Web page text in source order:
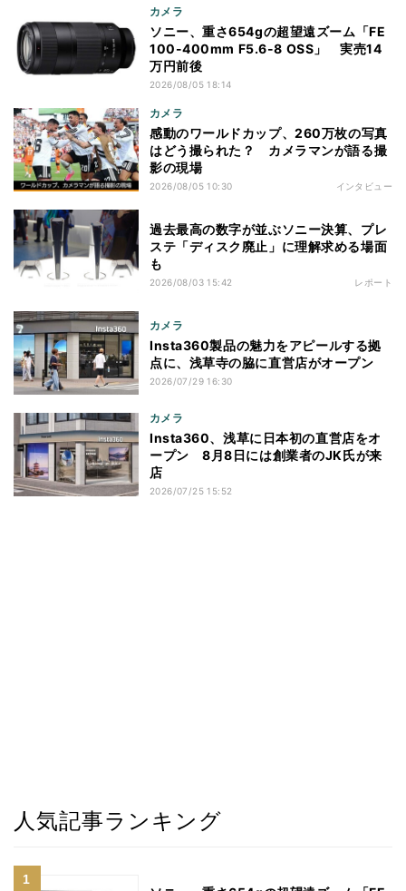
カメラ
ソニー、重さ654gの超望遠ズーム「FE
100-400mm F5.6-8 OSS」 実売14
万円前後
2026/08/05 18:14
カメラ
感動のワールドカップ、260万枚の写真
はどう撮られた？ カメラマンが語る撮
影の現場
2026/08/05 10:30 インタビュー
過去最高の数字が並ぶソニー決算、プレ
ステ「ディスク廃止」に理解求める場面
も
2026/08/03 15:42 レポート
カメラ
Insta360製品の魅力をアピールする拠
点に、浅草寺の脇に直営店がオープン
2026/07/29 16:30
カメラ
Insta360、浅草に日本初の直営店をオ
ープン 8月8日には創業者のJK氏が来
店
2026/07/25 15:52
人気記事ランキング